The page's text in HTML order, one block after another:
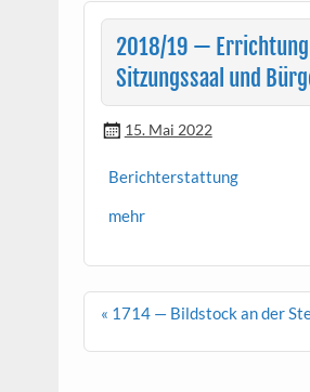
2018/19 — Errichtung
Sitzungssaal und
15. Mai 2022
Berichter­stat­tung
mehr
Beitragsnavigation
« 1714 — Bildstock an der